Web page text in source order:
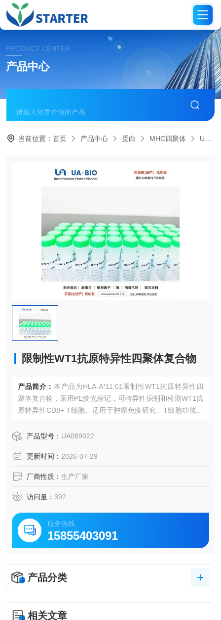
PRODUCT CENTER
产品中心
当前位置：首页 产品中心 蛋白 MHC四聚体 UA089022限制性WT1抗原特异性四聚体复合物
限制性WT1抗原特异性四聚体复合物
产品简介： 本产品为HLA-A*11:01限制性WT1抗原特异性四
聚体复合物，采用PE荧光标记，可特异性识别和检测WT1抗
原特异性CD8+ T细胞。适用于肿瘤免疫研究、T细胞功能分
产品型号： UA089022
更新时间： 2026-07-29
厂商性质： 生产厂家
访问量： 392
服务热线
15855403091
产品分类
相关文章